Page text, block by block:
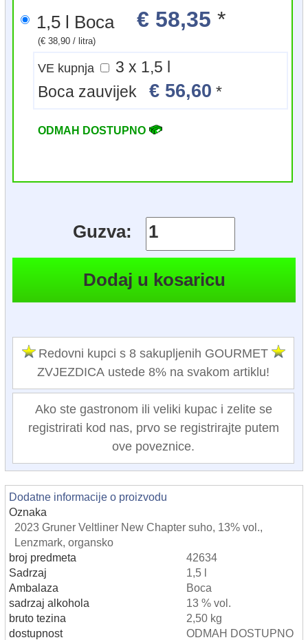
1,5 l Boca € 58,35 *
(€ 38,90 / litra)
VE kupnja
3 x 1,5 l
Boca zauvijek€ 56,60 *
ODMAH DOSTUPNO
Guzva:
Redovni kupci s 8 sakupljenih GOURMET
ZVJEZDICA ustede 8% na svakom artiklu!
Ako ste gastronom ili veliki kupac i zelite se
registrirati kod nas, prvo se registrirajte putem
ove poveznice.
Dodatne informacije o proizvodu
Oznaka
2023 Gruner Veltliner New Chapter suho, 13% vol.,
Lenzmark, organsko
broj predmeta
42634
Sadrzaj
1,5 l
Ambalaza
Boca
sadrzaj alkohola
13 % vol.
bruto tezina
2,50 kg
dostupnost
ODMAH DOSTUPNO